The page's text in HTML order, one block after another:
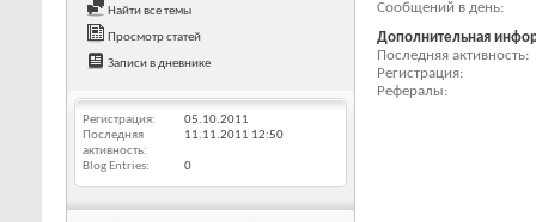
Найти все темы
Просмотр статей
Записи в дневнике
Регистрация
05.10.2011
Последняя
активность
11.11.2011 12:50
Blog Entries 0
Сообщений в день
Дополнительная
Последняя активность
Регистрация
Рефералы